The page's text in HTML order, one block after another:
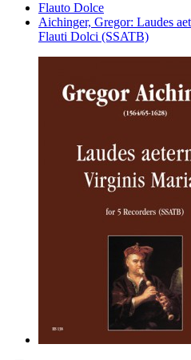
Flauto Dolce
Aichinger, Gregor: Laudes
Flauti Dolci (SSATB)